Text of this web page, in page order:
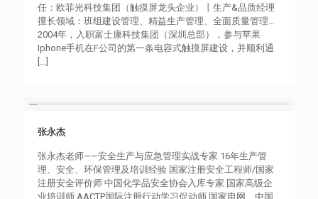
任：欧菲光科技集团（触摸屏龙头企业）丨生产&品质经理
擅长领域：班组建设管理、精益生产管理、全面质量管理…
2004年，入职富士康科技集团（深圳总部），参与苹果
Iphone手机在F公司的第一条电容式触摸屏建设，并顺利通
[…]
张永杰
张永杰老师——安全生产与应急管理实战专家 16年生产管
理、安全、环保管理及培训经验 国家注册安全工程师/国家
注册安全评价师 中国化学品安全协会入库专家 国家高级企
业培训师 AACTP国际注册行动学习促动师 国家电网、中国